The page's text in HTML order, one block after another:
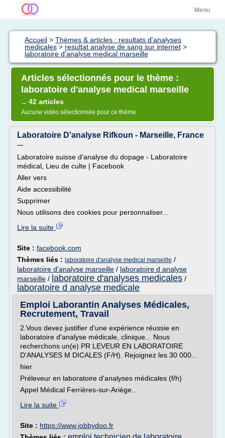
Menu
Accueil > Thèmes & articles : resultats d'analyses
medicales > resultat analyse de sang sur internet >
laboratoire d'analyse medical marseille
Articles sélectionnés pour le thème :
laboratoire d'analyse medical marseille
→ 42 articles
Aucune vidéo sélectionnée pour ce thème
Laboratoire D'analyse Rifkoun - Marseille, France
...
Laboratoire suisse d'analyse du dopage - Laboratoire
médical, Lieu de culte | Facebook
Aller vers
Aide accessibilité
Supprimer
Nous utilisons des cookies pour personnaliser...
Lire la suite
Site : facebook.com
Thèmes liés : laboratoire d'analyse medical marseille /
laboratoire d'analyse marseille / laboratoire d analyse
marseille / laboratoire d'analyses medicales /
laboratoire d analyse medicale
Emploi Laborantin Analyses Médicales,
Recrutement, Travail
2.Vous devez justifier d'une expérience réussie en
laboratoire d'analyse médicale, clinique... Nous
recherchons un(e) PR LEVEUR EN LABORATOIRE
D'ANALYSES M DICALES (F/H). Rejoignez les 30 000...
hier
Préleveur en laboratoire d'analyses médicales (f/h)
Appel Médical Ferrières-sur-Ariège...
Lire la suite
Site : https://www.jobbydoo.fr